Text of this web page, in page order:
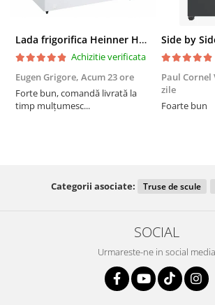
Lada frigorifica Heinner HCF-287CNHE++, 287 l, Clasa E, Compresor inverter, Iluminare LED, Functionalitate frigider, Alb
Achizitie verificata
Eugen Grigore, Acum 23 ore
Forte bun, comandă livrată la
timp mulțumesc...
Paul Cornel
zile
Foarte bun
Categorii asociate: Truse de scule
SOCIAL
Urmareste-ne in social media